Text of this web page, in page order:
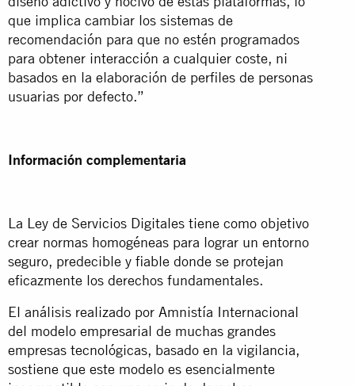
que implica cambiar los sistemas de
recomendación para que no estén programados
para obtener interacción a cualquier coste, ni
basados en la elaboración de perfiles de personas
usuarias por defecto.”
Información complementaria
La Ley de Servicios Digitales tiene como objetivo
crear normas homogéneas para lograr un entorno
seguro, predecible y fiable donde se protejan
eficazmente los derechos fundamentales.
El análisis realizado por Amnistía Internacional
del modelo empresarial de muchas grandes
empresas tecnológicas, basado en la vigilancia,
sostiene que este modelo es esencialmente